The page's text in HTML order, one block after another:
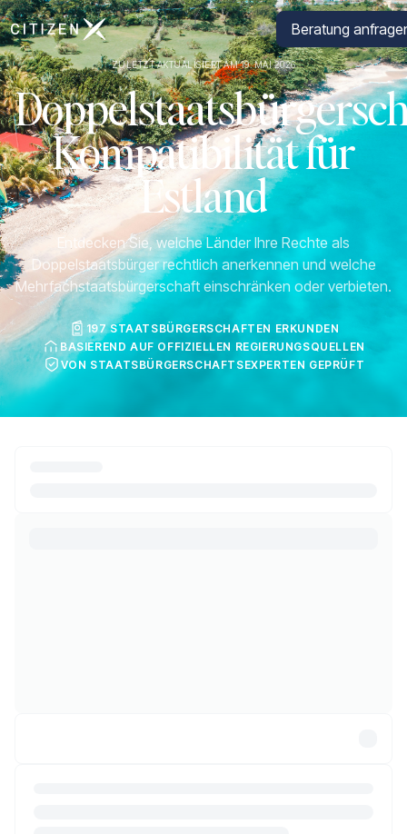
Zur Startseite von CitizenX Beratung
ZULETZT AKTUALISIERT AM 19. MAI 2026
Kompatibilität für
Estland
Entdecken Sie, welche Länder Ihre Rechte als
Doppelstaatsbürger rechtlich anerkennen und welche
Mehrfachstaatsbürgerschaft einschränken oder verbieten.
197 STAATSBÜRGERSCHAFTEN ERKUNDEN
BASIEREND AUF OFFIZIELLEN REGIERUNGSQUELLEN
VON STAATSBÜRGERSCHAFTSEXPERTEN GEPRÜFT